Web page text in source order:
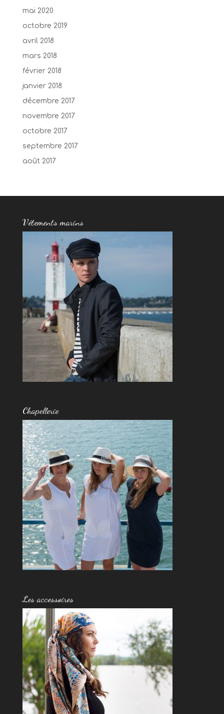
mai 2020
octobre 2019
avril 2018
mars 2018
février 2018
janvier 2018
décembre 2017
novembre 2017
octobre 2017
septembre 2017
août 2017
Vêtements marins
Chapellerie
Les accessoires